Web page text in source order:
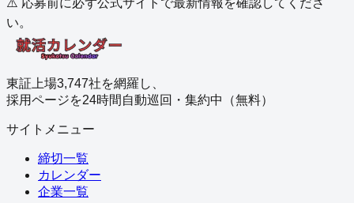
い。
東証上場3,747社を網羅し、
採用ページを24時間自動巡回・集約中（無料）
サイトメニュー
締切一覧
カレンダー
企業一覧